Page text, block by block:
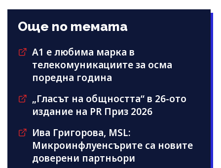
Още по темата
А1 е любима марка в
телекомуникациите за осма
поредна година
„Гласът на общността“ в 26-ото
издание на PR Приз 2026
Ива Григорова, MSL:
Микроинфлуенсърите са новите
доверени партньори